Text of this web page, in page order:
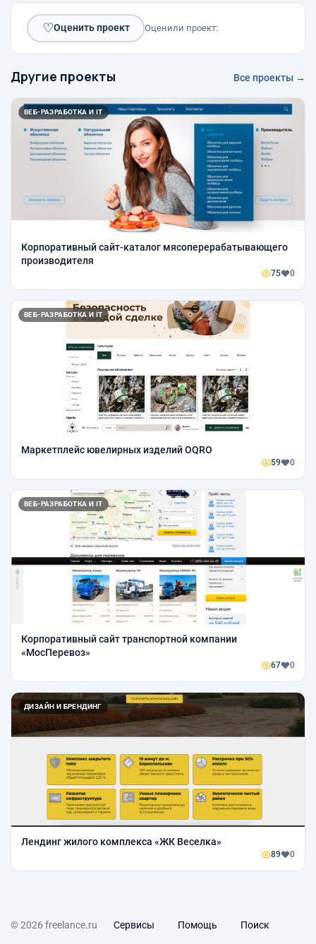
♡Оценить проект Оценили проект:
Другие проекты Все проекты →
ВЕБ-РАЗРАБОТКА И IT
Корпоративный сайт-каталог мясоперерабатывающего
производителя
75 0
ВЕБ-РАЗРАБОТКА И IT
Маркетплейс ювелирных изделий OQRO
59 0
ВЕБ-РАЗРАБОТКА И IT
Корпоративный сайт транспортной компании
«МосПеревоз»
67 0
ДИЗАЙН И БРЕНДИНГ
Лендинг жилого комплекса «ЖК Веселка»
89 0
© 2026 freelance.ru Сервисы Помощь Поиск